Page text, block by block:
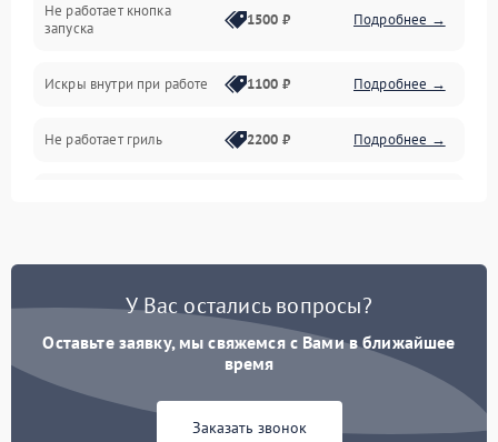
Нагрев и приготовление
Программное обеспечение
Не работает кнопка
запуска
1500 ₽ Подробнее →
Искры внутри при работе 1100 ₽ Подробнее →
Не работает гриль 2200 ₽ Подробнее →
Появление запаха гари 2400 ₽ Подробнее →
Проблемы с вентилятором 2000 ₽
Поломка системы
охлаждения
Подробнее →
У Вас остались вопросы?
Оставьте заявку, мы свяжемся с Вами в ближайшее
время
Заказать звонок